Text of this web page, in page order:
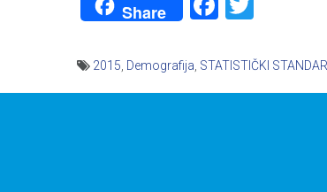
Share
2015 Demografija STATISTIČKI